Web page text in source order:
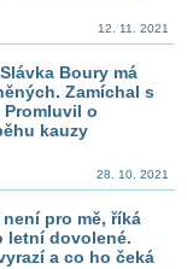
12. 11. 2021
Boury má
Zamíchal s
o
kauzy
28. 10. 2021
pro mě, říká
letní dovolené.
a co ho čeká